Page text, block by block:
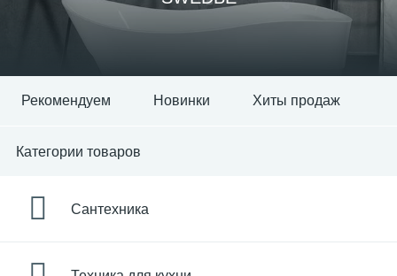
Рекомендуем Новинки Хиты продаж
Категории товаров
Сантехника